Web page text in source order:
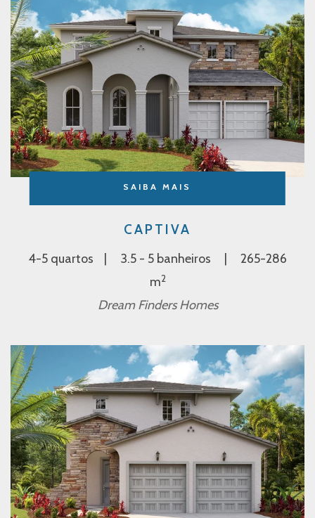
SAIBA MAIS
CAPTIVA
4-5 quartos 3.5 - 5 banheiros
265-286
m2
Dream Finders Homes